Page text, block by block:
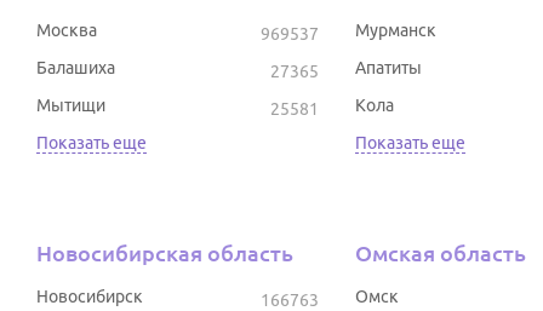
969537
Москва
27365
Балашиха
25581
Мытищи
Показать еще
Мурманск
Апатиты
Кола
Показать еще
Новосибирская область
166763
Новосибирск
Омская область
Омск